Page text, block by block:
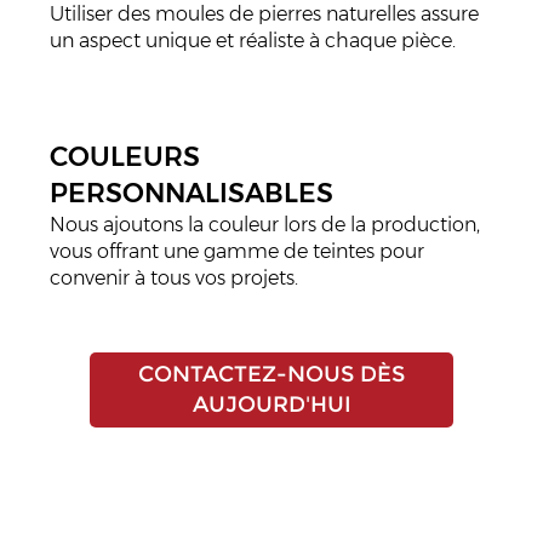
Utiliser des moules de pierres naturelles assure
un aspect unique et réaliste à chaque pièce.
COULEURS
PERSONNALISABLES
Nous ajoutons la couleur lors de la production,
vous offrant une gamme de teintes pour
convenir à tous vos projets.
CONTACTEZ-NOUS DÈS
AUJOURD'HUI